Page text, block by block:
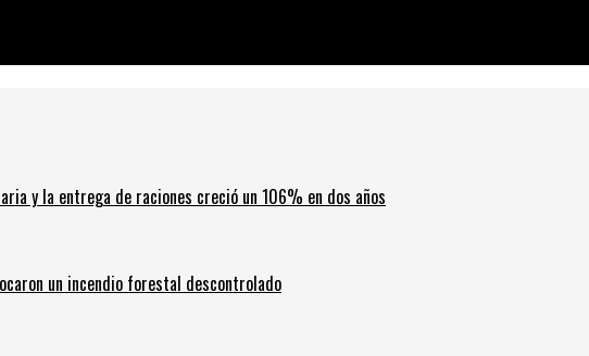
y la entrega de raciones creció un 106% en dos años
un incendio forestal descontrolado